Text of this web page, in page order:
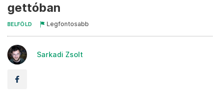
gettóban
BELFÖLD Legfontosabb
Sarkadi Zsolt